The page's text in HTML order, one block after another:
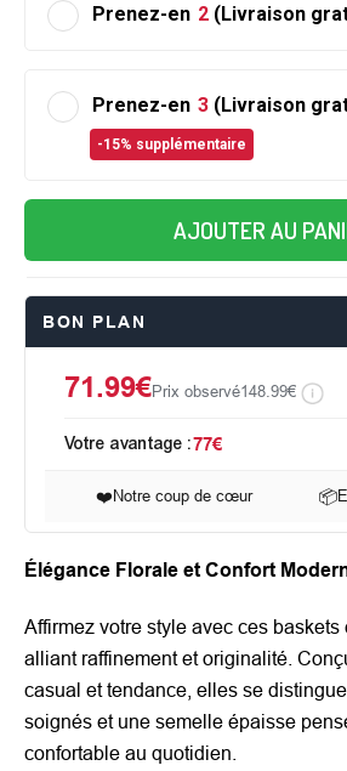
Prenez-en 2 (Livraison
Prenez-en 3 (Livraison
-15% supplémentaire
AJOUTER AU
BON PLAN
71.99€Prix observé148.99€
Votre avantage :77€
❤️ Notre coup de cœur 📦
Élégance Florale et Confort
Affirmez votre style avec ces baskets
alliant raffinement et originalité.
casual et tendance, elles se
soignés et une semelle épaisse
confortable au quotidien.